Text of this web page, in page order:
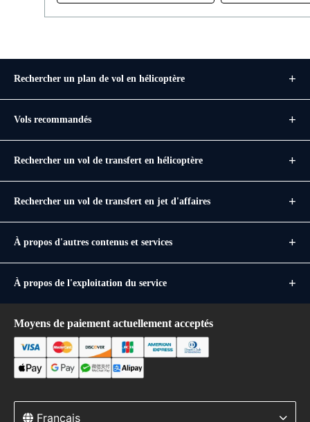
Rechercher un plan de vol en hélicoptère
Vols recommandés
Rechercher un vol de transfert en hélicoptère
Rechercher un vol de transfert en jet d'affaires
À propos d'autres contenus et services
À propos de l'exploitation du service
Moyens de paiement actuellement acceptés
Français